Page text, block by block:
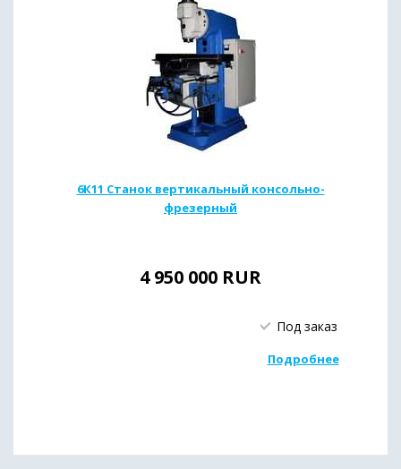
6К11 Станок вертикальный консольно-
фрезерный
4 950 000 RUR
Под заказ
Подробнее